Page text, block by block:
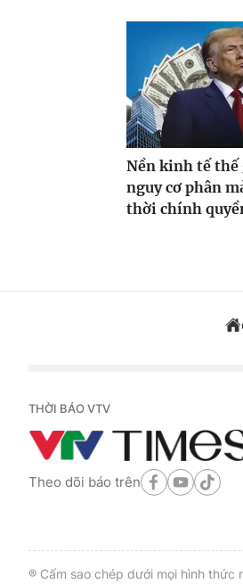
Nền kinh tế
nguy cơ phân
thời chính
THỜI BÁO VTV
Theo dõi báo trên
® Cấm sao chép dưới mọi hình thức